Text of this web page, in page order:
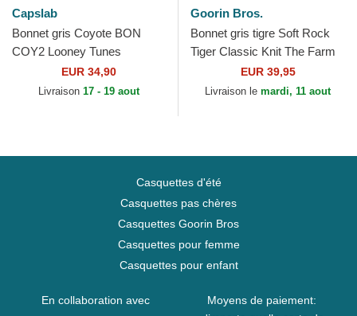
Capslab
Bonnet gris Coyote BON
COY2 Looney Tunes
EUR 34,90
Livraison 17 - 19 aout
Goorin Bros.
Bonnet gris tigre Soft Rock
Tiger Classic Knit The Farm
Goorin Bros.EUR 39,95
Livraison le mardi, 11 aout
Casquettes d'été
Casquettes pas chères
Casquettes Goorin Bros
Casquettes pour femme
Casquettes pour enfant
En collaboration avec
Moyens de paiement: